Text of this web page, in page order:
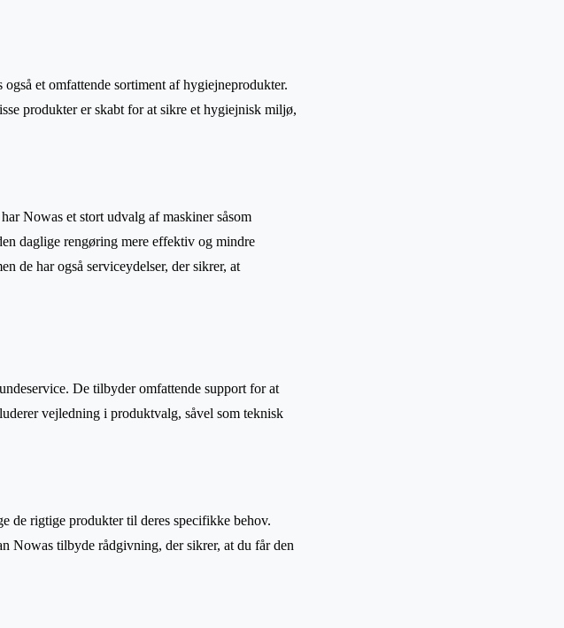
et omfattende sortiment af hygiejneprodukter.
produkter er skabt for at sikre et hygiejnisk miljø,
Nowas et stort udvalg af maskiner såsom
daglige rengøring mere effektiv og mindre
de har også serviceydelser, der sikrer, at
De tilbyder omfattende support for at
vejledning i produktvalg, såvel som teknisk
de rigtige produkter til deres specifikke behov.
Nowas tilbyde rådgivning, der sikrer, at du får den